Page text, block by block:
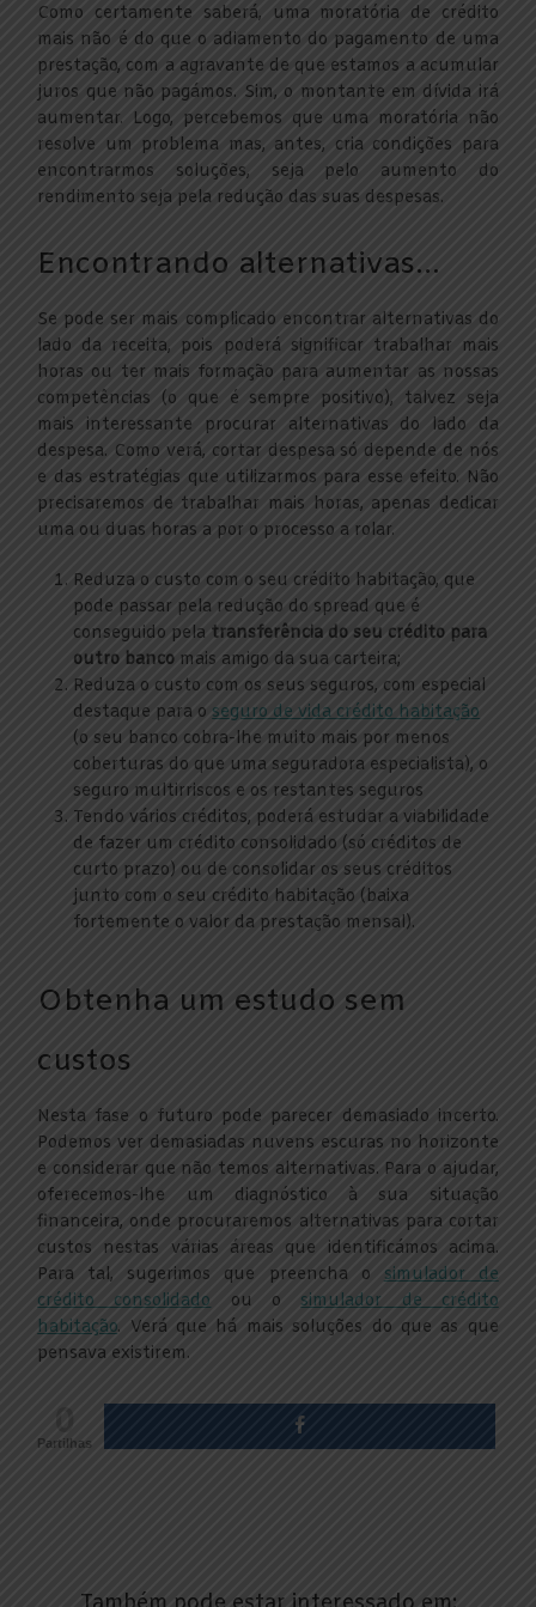
Como certamente saberá, uma moratória de crédito
mais não é do que o adiamento do pagamento de uma
prestação, com a agravante de que estamos a acumular
juros que não pagámos. Sim, o montante em dívida irá
aumentar. Logo, percebemos que uma moratória não
resolve um problema mas, antes, cria condições para
encontrarmos soluções, seja pelo aumento do
rendimento seja pela redução das suas despesas.
Encontrando alternativas…
Se pode ser mais complicado encontrar alternativas do
lado da receita, pois poderá significar trabalhar mais
horas ou ter mais formação para aumentar as nossas
competências (o que é sempre positivo), talvez seja
mais interessante procurar alternativas do lado da
despesa. Como verá, cortar despesa só depende de nós
e das estratégias que utilizarmos para esse efeito. Não
precisaremos de trabalhar mais horas, apenas dedicar
uma ou duas horas a por o processo a rolar.
Reduza o custo com o seu crédito habitação, que
pode passar pela redução do spread que é
conseguido pela transferência do seu crédito para
outro banco mais amigo da sua carteira;
Reduza o custo com os seus seguros, com especial
destaque para oseguro de vida crédito habitação
(o seu banco cobra-lhe muito mais por menos
coberturas do que uma seguradora especialista), o
seguro multirriscos e os restantes seguros
Tendo vários créditos, poderá estudar a viabilidade
de fazer um crédito consolidado (só créditos de
curto prazo) ou de consolidar os seus créditos
junto com o seu crédito habitação (baixa
fortemente o valor da prestação mensal).
Obtenha um estudo sem
custos
Nesta fase o futuro pode parecer demasiado incerto.
Podemos ver demasiadas nuvens escuras no horizonte
e considerar que não temos alternativas. Para o ajudar,
oferecemos-lhe um diagnóstico à sua situação
financeira, onde procuraremos alternativas para cortar
custos nestas várias áreas que identificámos acima.
Para tal, sugerimos que preencha o simulador de
crédito consolidadoou osimulador de crédito
habitação. Verá que há mais soluções do que as que
pensava existirem.
Partilhas